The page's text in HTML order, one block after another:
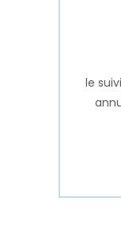
le